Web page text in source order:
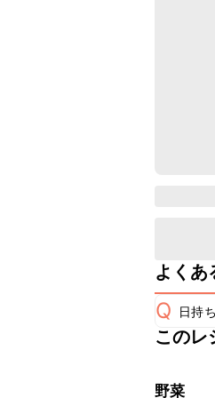
よくあ
Q 日持
保存
※日持
このレ
野菜